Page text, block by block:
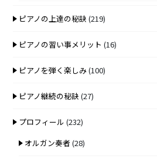
ピアノの上達の秘訣 (219)
ピアノの習い事メリット (16)
ピアノを弾く楽しみ(100)
ピアノ継続の秘訣 (27)
プロフィール (232)
オルガン奏者 (28)